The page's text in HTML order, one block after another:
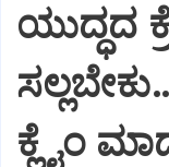
ಯುದ್ಧದ
ಕ್ಲೈಂ